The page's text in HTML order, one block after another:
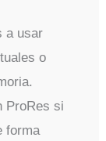
a usar
o
ProRes si
forma